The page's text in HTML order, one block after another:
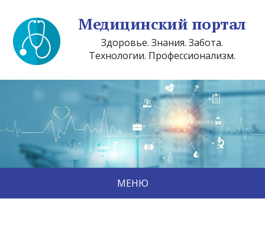
Медицинский портал
Здоровье. Знания. Забота.
Технологии. Профессионализм.
МЕНЮ